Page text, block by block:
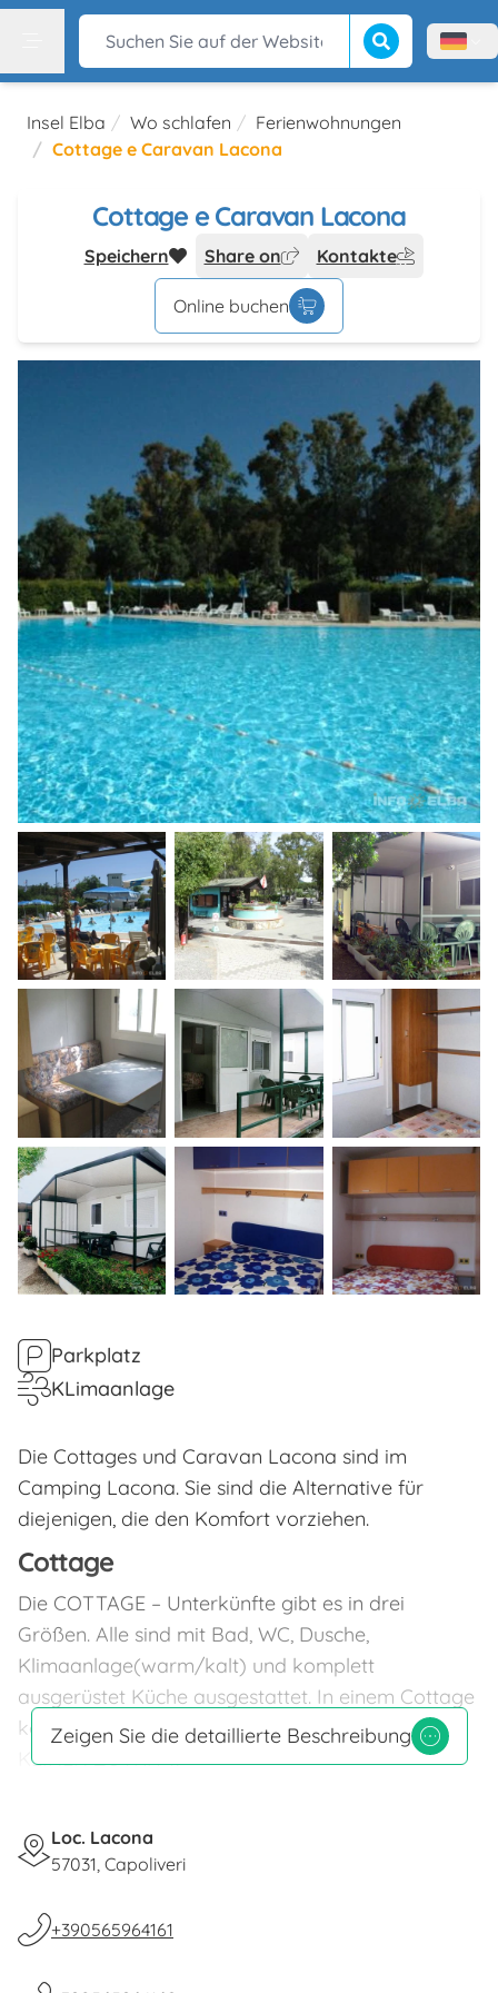
Suchen Sie auf der Website Suche beginnen
Menù
Insel Elba Wo schlafen
Ferienwohnungen
Cottage e Caravan Lacona
Cottage e Caravan Lacona
Speichern Share on Kontakte
Online buchen
Parkplatz
KLimaanlage
Die Cottages und Caravan Lacona sind im
Camping Lacona. Sie sind die Alternative für
diejenigen, die den Komfort vorziehen.
Cottage
Die COTTAGE – Unterkünfte gibt es in drei
Größen. Alle sind mit Bad, WC, Dusche,
Klimaanlage(warm/kalt) und komplett
ausgerüstet Küche ausgestattet. In einem Cottage
können 2 bis 5 Personen wohnen. TIERE HABEN
KEINEN ZUTRITT.
Maße: ca. 14 Qm + Außenveranda.
Doppelschlafzimmer mit Badezimmer (WC,
Einzelbettsofa. Vollständige Kochnische,
Klimaanlage (warm/kalt). Außenveranda (2,95 x
2,00 M.) mit Tisch, Stühlen und ein Wäscheständer.
Zeigen Sie die detaillierte Beschreibung
Loc. Lacona
57031, Capoliveri
+390565964161